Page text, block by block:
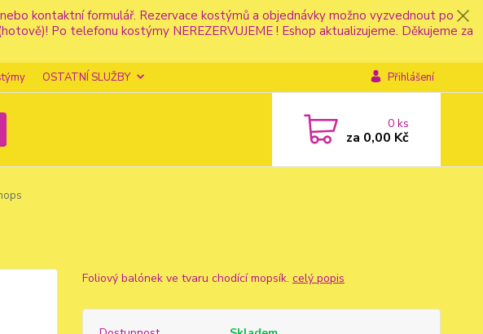
nebo kontaktní formulář. Rezervace kostýmů a objednávky možno vyzvednout po
Po telefonu kostýmy NEREZERVUJEME ! Eshop aktualizujeme. Děkujeme za
OSTATNÍ SLUŽBY Přihlášení
0ks
za 0,00 Kč
Foliový balónek ve tvaru chodící mopsík. celý popis